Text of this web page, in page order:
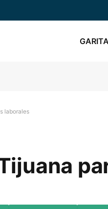
laborales